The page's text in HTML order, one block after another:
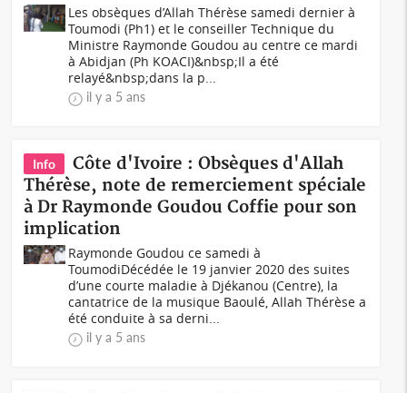
Les obsèques d’Allah Thérèse samedi dernier à
Toumodi (Ph1) et le conseiller Technique du
Ministre Raymonde Goudou au centre ce mardi
à Abidjan (Ph KOACI)&nbsp;Il a été
relayé&nbsp;dans la p...
il y a 5 ans
Info
Côte d'Ivoire : Obsèques d'Allah
Thérèse, note de remerciement spéciale
à Dr Raymonde Goudou Coffie pour son
implication
Raymonde Goudou ce samedi à
ToumodiDécédée le 19 janvier 2020 des suites
d’une courte maladie à Djékanou (Centre), la
cantatrice de la musique Baoulé, Allah Thérèse a
été conduite à sa derni...
il y a 5 ans